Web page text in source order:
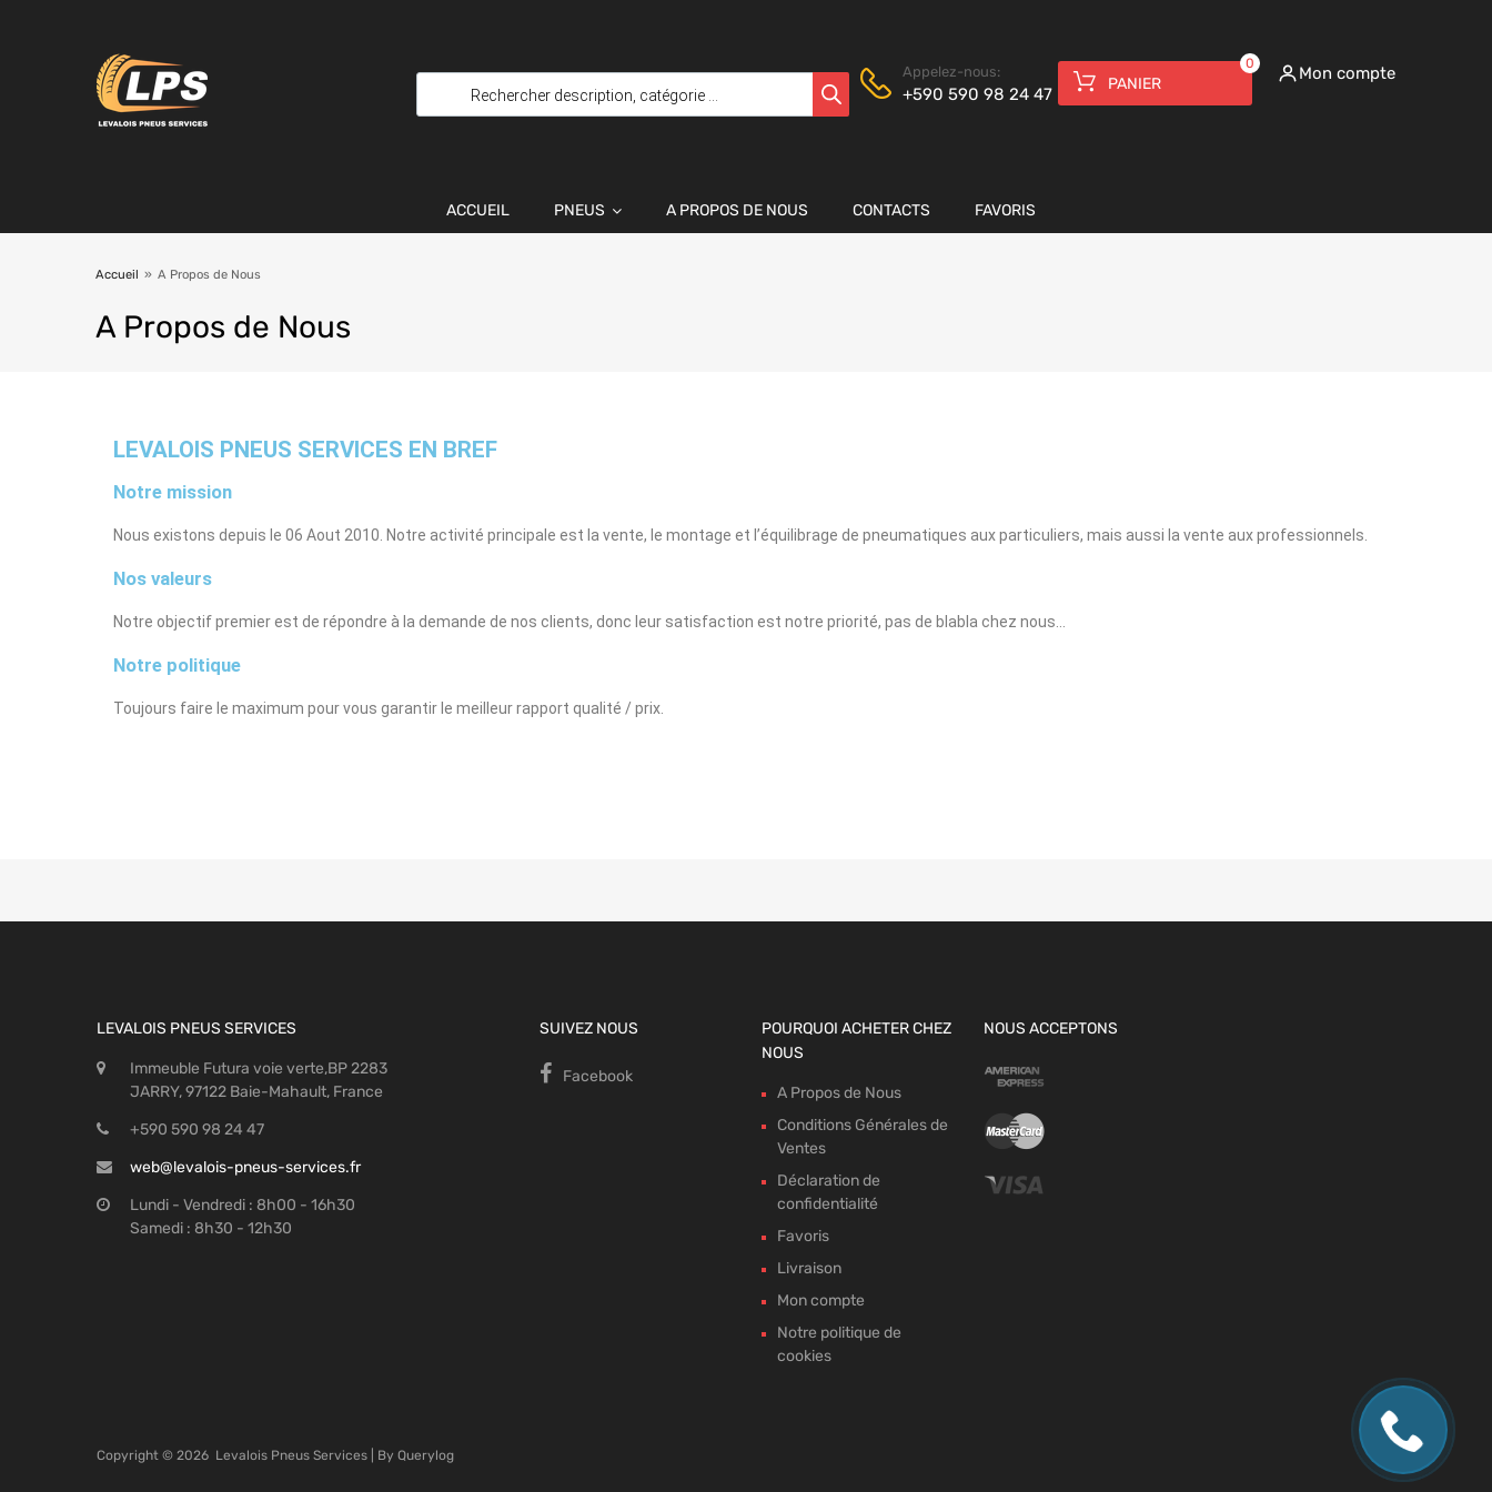
Appelez-nous:
+590 590 98 24 47
PANIER
0 Mon compte
ACCUEIL PNEUS A PROPOS DE NOUS CONTACTS FAVORIS
Accueil » A Propos de Nous
APropos de Nous
LEVALOIS PNEUS SERVICES EN BREF
Notre mission
Nous existons depuis le 06 Aout 2010. Notre activité principale est la vente, le montage et l’équilibrage de pneumatiques aux particuliers, mais aussi la vente aux professionnels.
Nos valeurs
Notre objectif premier est de répondre à la demande de nos clients, donc leur satisfaction est notre priorité, pas de blabla chez nous…
Notre politique
Toujours faire le maximum pour vous garantir le meilleur rapport qualité / prix.
LEVALOIS PNEUS SERVICES
Immeuble Futura voie verte,BP 2283
JARRY, 97122 Baie-Mahault, France
+590 590 98 24 47
web@levalois-pneus-services.fr
Lundi - Vendredi : 8h00 - 16h30
Samedi : 8h30 - 12h30
SUIVEZ NOUS
Facebook
POURQUOI ACHETER CHEZ
NOUS
A Propos de Nous
Conditions Générales de
Ventes
Déclaration de
confidentialité
Favoris
Livraison
Mon compte
Notre politique de
cookies
NOUS ACCEPTONS
Copyright © 2026 Levalois Pneus Services | By Querylog